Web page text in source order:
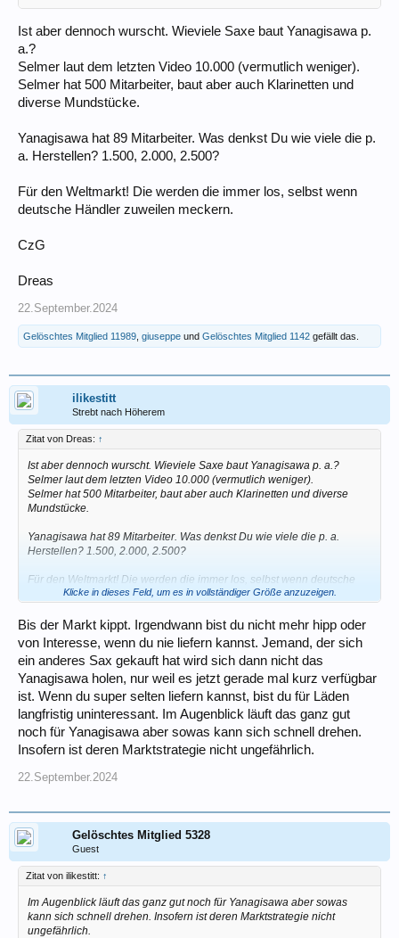
Ist aber dennoch wurscht. Wieviele Saxe baut Yanagisawa p.
a.?
Selmer laut dem letzten Video 10.000 (vermutlich weniger).
Selmer hat 500 Mitarbeiter, baut aber auch Klarinetten und
diverse Mundstücke.
Yanagisawa hat 89 Mitarbeiter. Was denkst Du wie viele die p.
a. Herstellen? 1.500, 2.000, 2.500?
Für den Weltmarkt! Die werden die immer los, selbst wenn
deutsche Händler zuweilen meckern.
CzG
Dreas
22.September.2024
Gelöschtes Mitglied 11989 giuseppe und Gelöschtes Mitglied 1142 gefällt das.
ilikestitt
Strebt nach Höherem
Zitat von Dreas: ↑
Ist aber dennoch wurscht. Wieviele Saxe baut Yanagisawa p. a.?
Selmer laut dem letzten Video 10.000 (vermutlich weniger).
Selmer hat 500 Mitarbeiter, baut aber auch Klarinetten und diverse
Mundstücke.
Yanagisawa hat 89 Mitarbeiter. Was denkst Du wie viele die p. a.
Herstellen? 1.500, 2.000, 2.500?
Für den Weltmarkt! Die werden die immer los, selbst wenn deutsche
Händler zuweilen meckern.
CzG
Dreas
Klicke in dieses Feld, um es in vollständiger Größe anzuzeigen.
Bis der Markt kippt. Irgendwann bist du nicht mehr hipp oder
von Interesse, wenn du nie liefern kannst. Jemand, der sich
ein anderes Sax gekauft hat wird sich dann nicht das
Yanagisawa holen, nur weil es jetzt gerade mal kurz verfügbar
ist. Wenn du super selten liefern kannst, bist du für Läden
langfristig uninteressant. Im Augenblick läuft das ganz gut
noch für Yanagisawa aber sowas kann sich schnell drehen.
Insofern ist deren Marktstrategie nicht ungefährlich.
22.September.2024
Gelöschtes Mitglied 5328
Guest
Zitat von ilikestitt: ↑
Im Augenblick läuft das ganz gut noch für Yanagisawa aber sowas
kann sich schnell drehen. Insofern ist deren Marktstrategie nicht
ungefährlich.